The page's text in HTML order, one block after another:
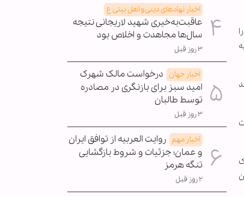
را
اخبار نهادهای دینی و اهل بیتی ع
عاقبت‌به‌خیری شهید لاریجانی نتیجه
سال‌ها مجاهدت و اخلاص بود
۳ روز قبل
اخبار جهان درخواست مالک شهرک
امید سبز برای بازنگری در مصادره
توسط طالبان
۳ روز قبل
اخبار مهم روایت العربیه از توافق ایران
و عمان؛ جزئیات و شروط بازگشایی
تنگه هرمز
۲ روز قبل